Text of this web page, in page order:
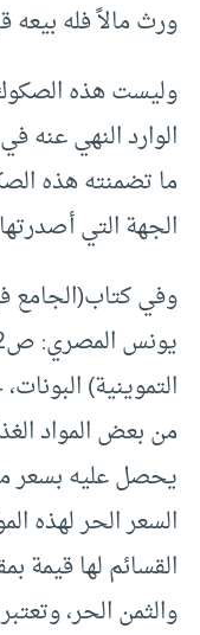
ورث مالاً فله
وليست هذه
الوارد النهي عنه
ما تضمنته هذه
الجهة التي
وفي
التموينية)
من بعض المواد
يحصل عليه
السعر الحر لهذه
القسائم لها قيمة
والثمن الحر،